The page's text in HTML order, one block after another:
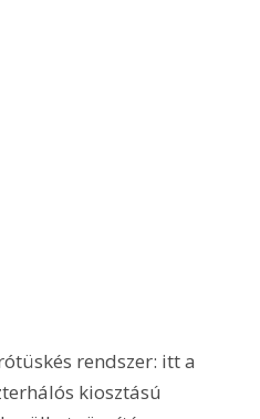
rendszer: itt a
kiosztású